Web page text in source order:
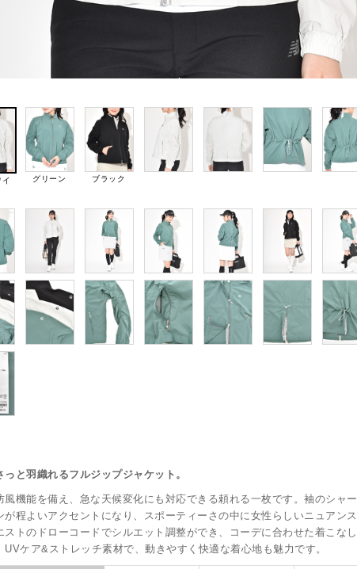
グリーン ブラック
っと羽織れるフルジップジャケット。
風機能を備え、急な天候変化にも対応できる頼れる一枚です。袖のシャ
が程よいアクセントになり、スポーティーさの中に女性らしいニュアン
ストのドローコードでシルエット調整ができ、コーデに合わせた着こな
UVケア&ストレッチ素材で、動きやすく快適な着心地も魅力です。